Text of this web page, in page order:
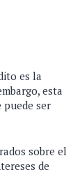
es la
esta
puede ser
sobre el
de